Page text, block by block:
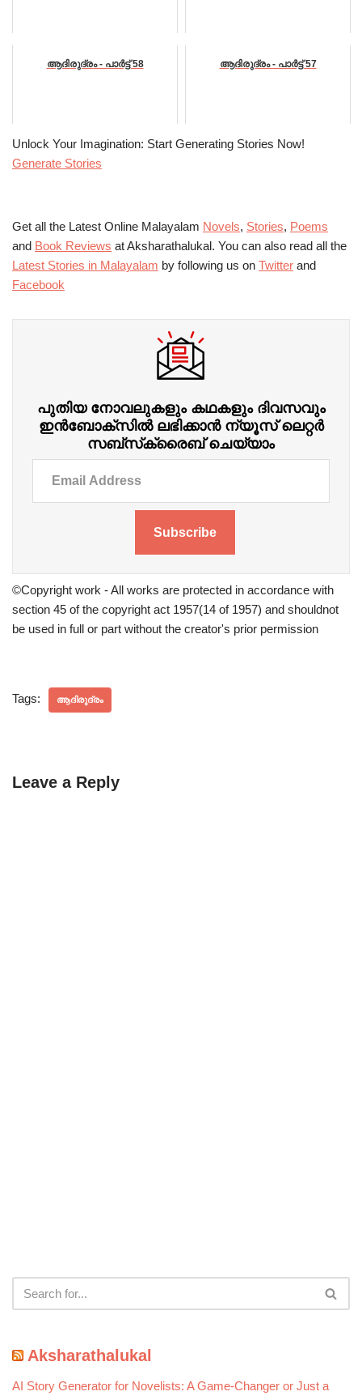
ആദിരുദ്രം - പാർട്ട്‌ 58 ആദിരുദ്രം - പാർട്ട്‌ 57
Unlock Your Imagination: Start Generating Stories Now!
Generate Stories
Get all the Latest Online Malayalam Novels, Stories, Poems
and Book Reviews at Aksharathalukal. You can also read all the
Latest Stories in Malayalam by following us on Twitter and
Facebook
പുതിയ നോവലുകളും കഥകളും ദിവസവും
ഇന്‍ബോക്‌സില്‍ ലഭിക്കാന്‍ ന്യൂസ് ലെറ്റർ
സബ്‌സ്‌ക്രൈബ് ചെയ്യാം
Subscribe
©Copyright work - All works are protected in accordance with
section 45 of the copyright act 1957(14 of 1957) and shouldnot
be used in full or part without the creator's prior permission
Tags: ആദിരുദ്രം
Leave a Reply
Aksharathalukal
AI Story Generator for Novelists: A Game-Changer or Just a